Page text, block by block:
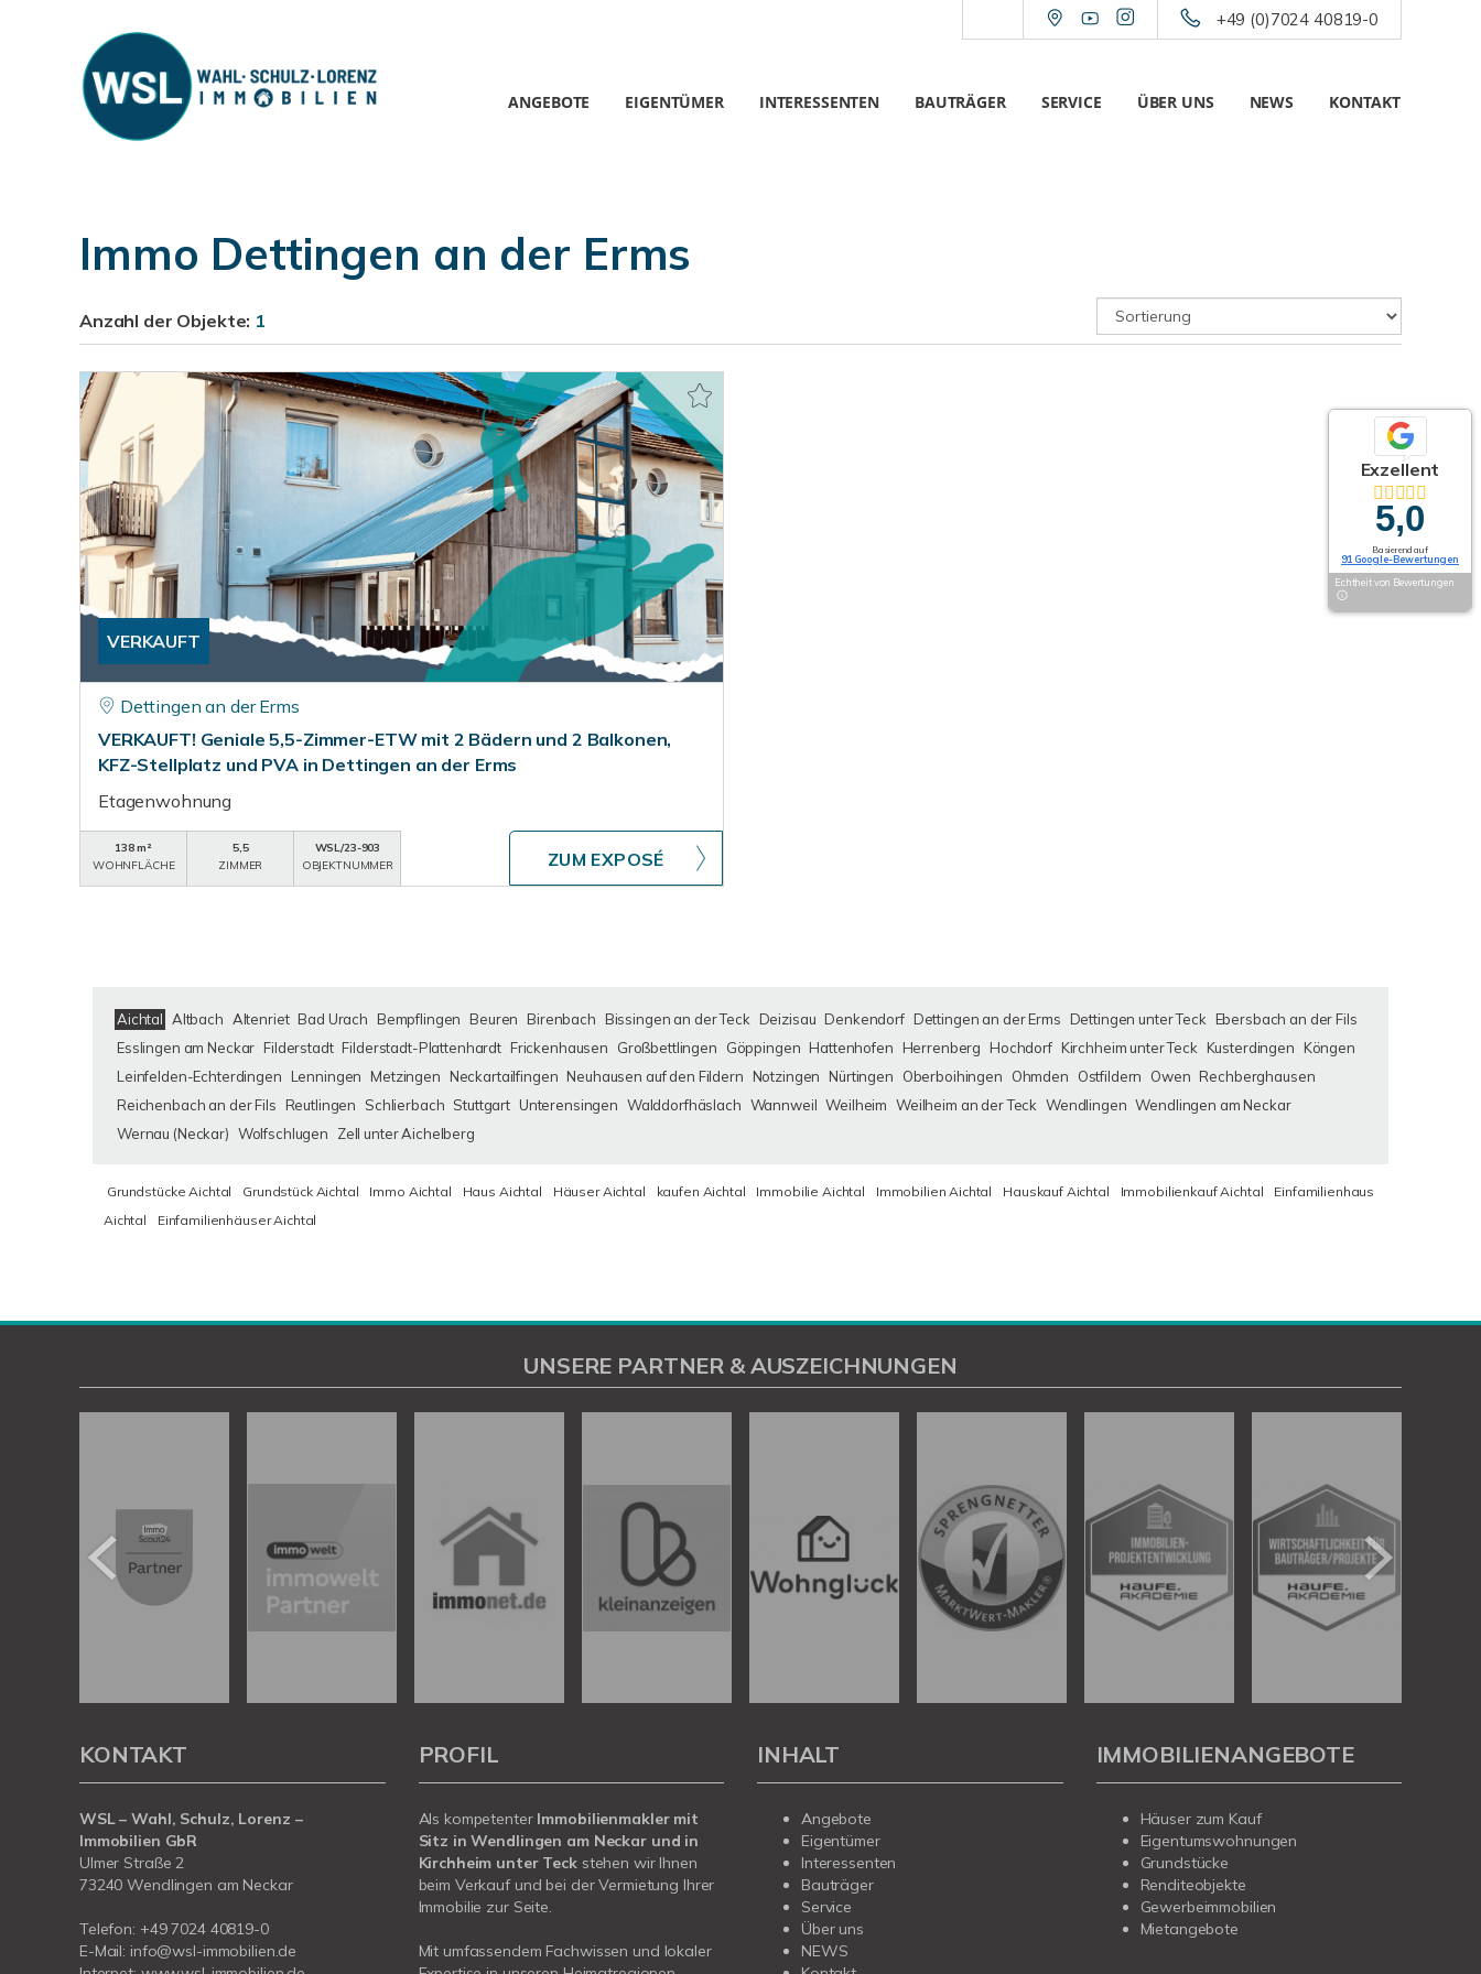
+49 (0)7024 40819-0
ANGEBOTE EIGENTÜMER INTERESSENTEN BAUTRÄGER SERVICE ÜBER UNS NEWS KONTAKT
Immo Dettingen an der Erms
Anzahl der Objekte: 1
VERKAUFT
Dettingen an der Erms
VERKAUFT! Geniale 5,5-Zimmer-ETW mit 2 Bädern und 2 Balkonen,
KFZ-Stellplatz und PVA in Dettingen an der Erms
Etagenwohnung
138 m²
WOHNFLÄCHE
5,5
ZIMMER
WSL/23-903
OBJEKTNUMMER
ZUM EXPOSÉ
Aichtal Altbach Altenriet Bad Urach Bempflingen Beuren Birenbach Bissingen an der Teck Deizisau Denkendorf Dettingen an der Erms Dettingen unter Teck
Ebersbach an der Fils
Esslingen am Neckar Filderstadt Filderstadt-Plattenhardt Frickenhausen Großbettlingen Göppingen Hattenhofen Herrenberg Hochdorf Kirchheim unter Teck Kusterdingen
Köngen
Leinfelden-Echterdingen
Lenningen Metzingen Neckartailfingen Neuhausen auf den Fildern Notzingen Nürtingen Oberboihingen Ohmden Ostfildern Owen Rechberghausen
Reichenbach an der Fils
Reutlingen Schlierbach Stuttgart Unterensingen Walddorfhäslach Wannweil Weilheim Weilheim an der Teck Wendlingen Wendlingen am Neckar
Wernau (Neckar) Wolfschlugen Zell unter Aichelberg
Grundstücke Aichtal Grundstück Aichtal Immo Aichtal Haus Aichtal Häuser Aichtal kaufen Aichtal Immobilie Aichtal Immobilien Aichtal Hauskauf Aichtal Immobilienkauf Aichtal
Einfamilienhaus
Aichtal
Einfamilienhäuser Aichtal
Exzellent
5,0
Basierend auf
91 Google-Bewertungen
Echtheit von Bewertungen
UNSERE PARTNER & AUSZEICHNUNGEN
KONTAKT
WSL – Wahl, Schulz, Lorenz –
Immobilien GbR
Ulmer Straße 2
73240 Wendlingen am Neckar
Telefon: +49 7024 40819-0
E-Mail: info@wsl-immobilien.de
PROFIL
Als kompetenter Immobilienmakler mit
Sitz in Wendlingen am Neckar und in
Kirchheim unter Teck stehen wir Ihnen
beim Verkauf und bei der Vermietung Ihrer
Immobilie zur Seite.
Mit umfassendem Fachwissen und lokaler
INHALT
Angebote
Eigentümer
Interessenten
Bauträger
Service
Über uns
NEWS
IMMOBILIENANGEBOTE
Häuser zum Kauf
Eigentumswohnungen
Grundstücke
Renditeobjekte
Gewerbeimmobilien
Mietangebote